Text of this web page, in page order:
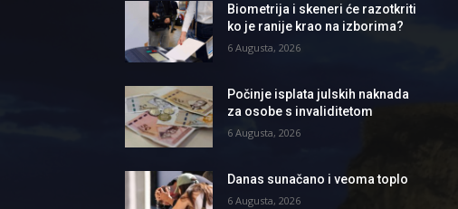
Biometrija i skeneri će razotkriti
ko je ranije krao na izborima?
6 Augusta, 2026
Počinje isplata julskih naknada
za osobe s invaliditetom
6 Augusta, 2026
Danas sunačano i veoma toplo
6 Augusta, 2026